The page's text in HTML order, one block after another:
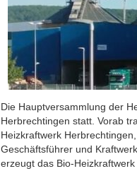
Die Hauptversammlung der
Herbrechtingen statt. Vorab
Heizkraftwerk
Geschäftsführer und
erzeugt das Bio-